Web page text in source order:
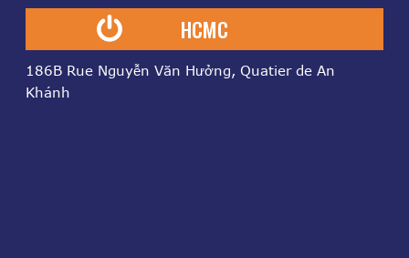
HCMC
186B Rue Nguyễn Văn Hưởng, Quatier de An
Khánh